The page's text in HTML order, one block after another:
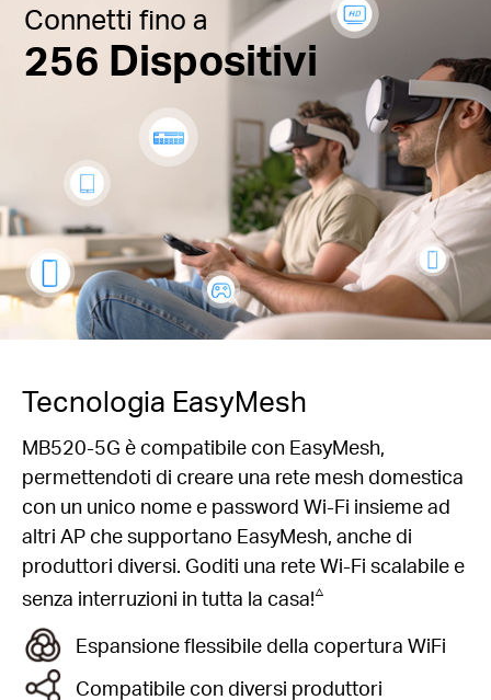
Connetti fino a
256 Dispositivi
Tecnologia EasyMesh
MB520-5G è compatibile con EasyMesh,
permettendoti di creare una rete mesh domestica
con un unico nome e password Wi-Fi insieme ad
altri AP che supportano EasyMesh, anche di
produttori diversi. Goditi una rete Wi-Fi scalabile e
senza interruzioni in tutta la casa!△
Espansione flessibile della copertura WiFi
Compatibile con diversi produttori